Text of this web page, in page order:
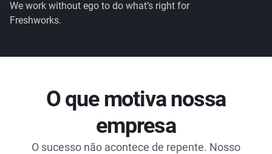
We work without ego to do what’s right for
Freshworks.
O que motiva nossa
empresa
O sucesso não acontece de repente. Nosso